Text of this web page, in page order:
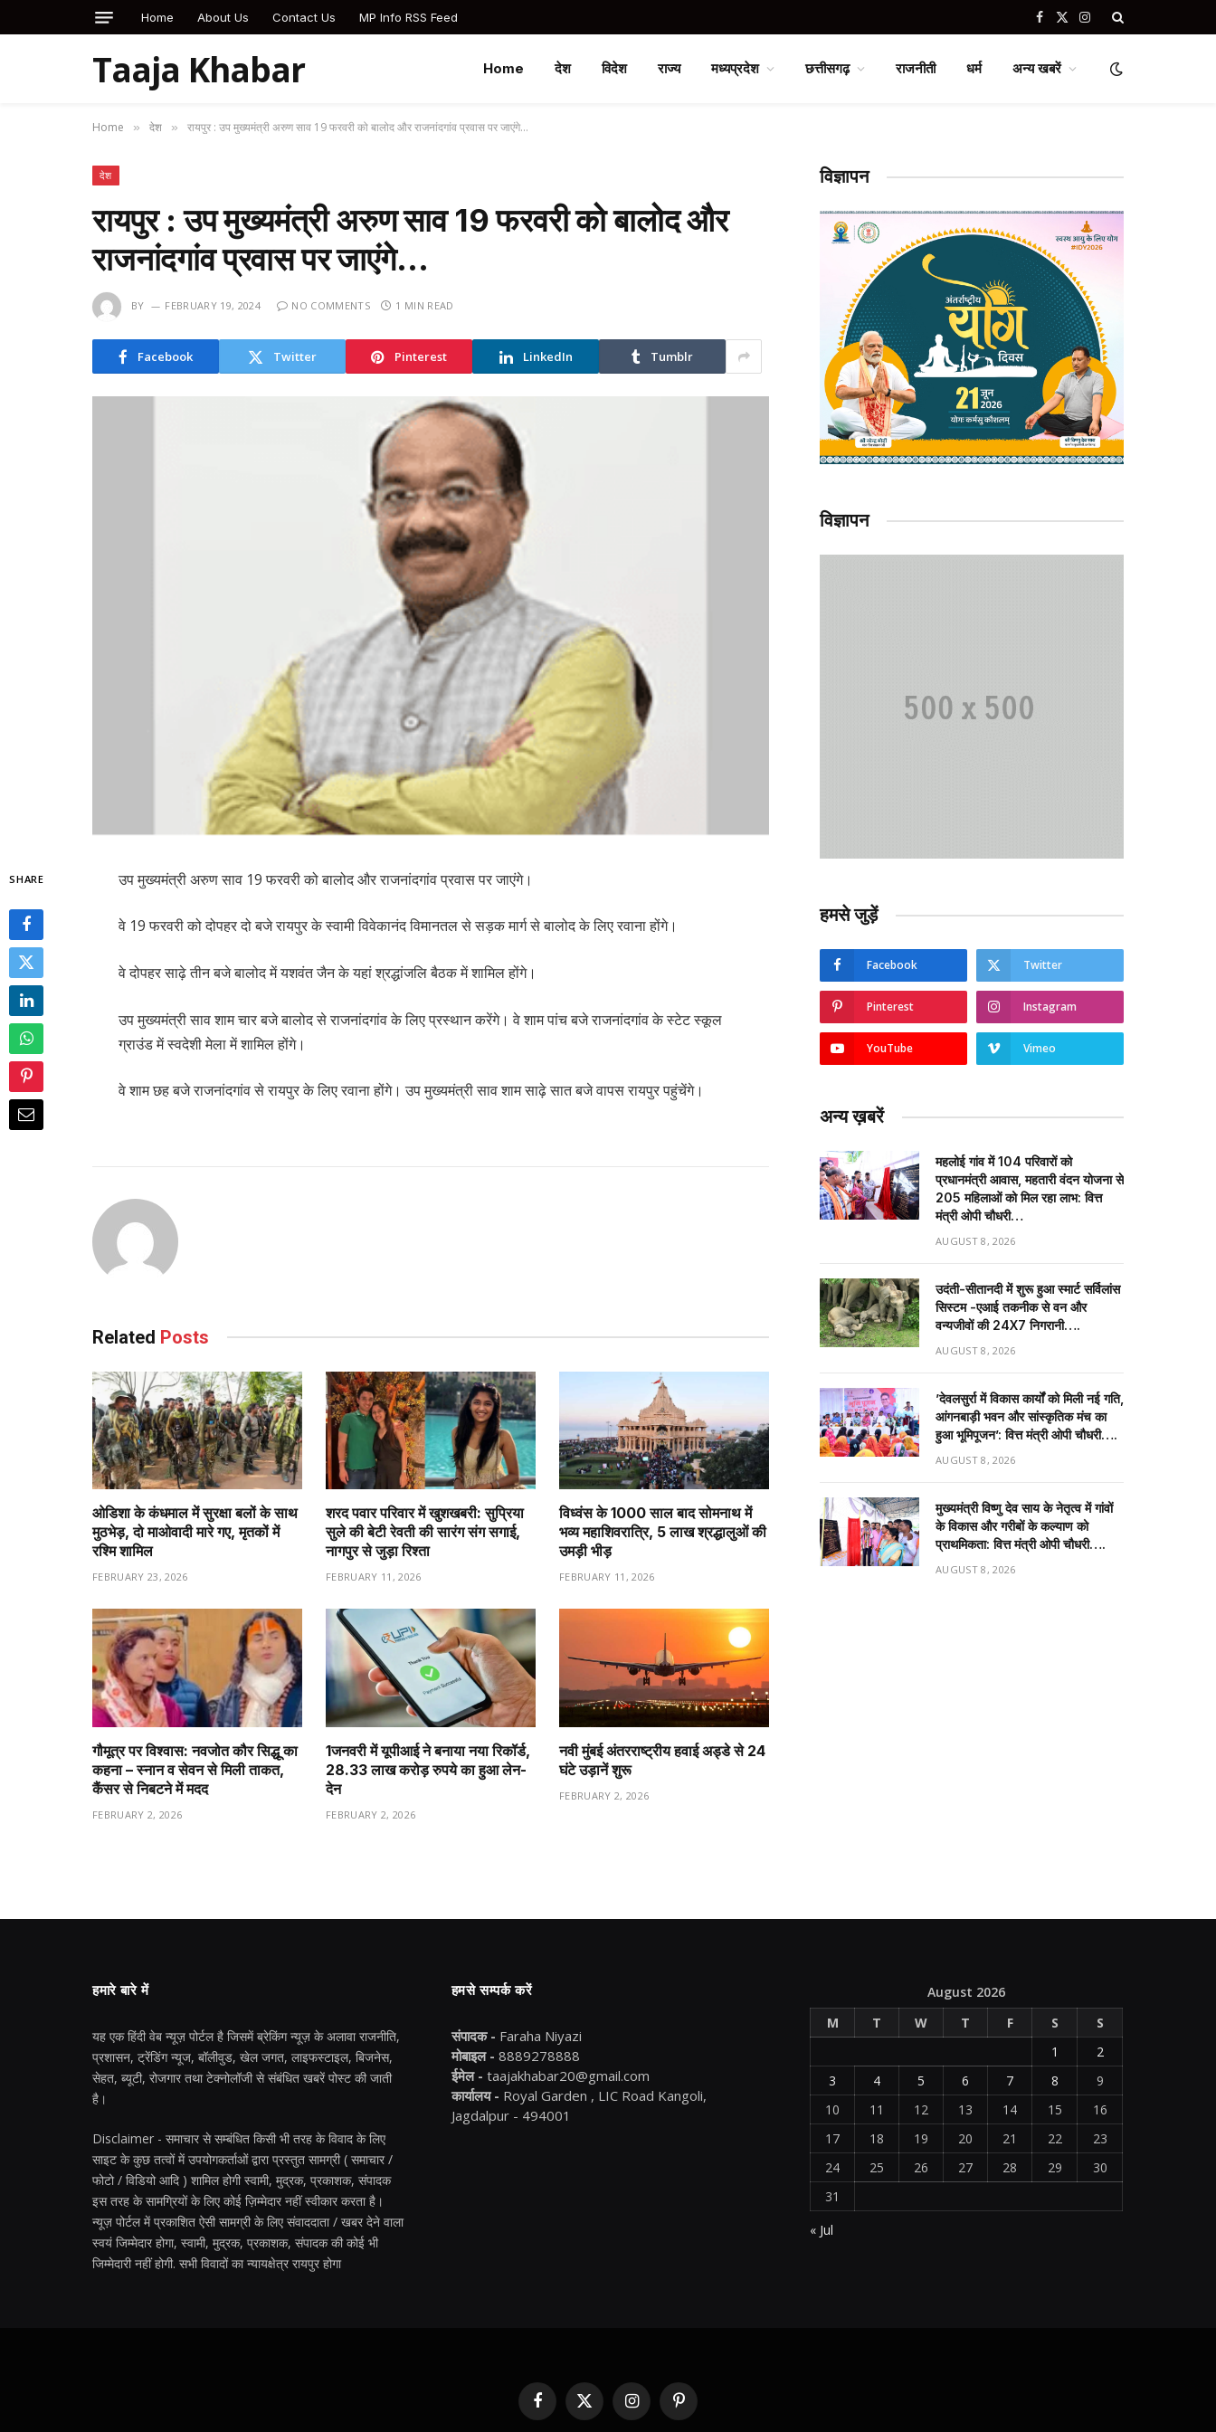
Home About Us Contact Us MP Info RSS Feed Facebook
X
Instagram
Taaja Khabar Home देश विदेश राज्य मध्यप्रदेश छत्तीसगढ़ राजनीती धर्म अन्य खबरें
Home » देश » रायपुर : उप मुख्यमंत्री अरुण साव 19 फरवरी को बालोद और राजनांदगांव प्रवास पर जाएंगे…
देश
रायपुर : उप मुख्यमंत्री अरुण साव 19 फरवरी को बालोद और
राजनांदगांव प्रवास पर जाएंगे…
BY FEBRUARY 19, 2024 NO COMMENTS 1 MIN READ
Facebook Twitter Pinterest LinkedIn Tumblr
SHARE उप मुख्यमंत्री अरुण साव 19 फरवरी को बालोद और राजनांदगांव प्रवास पर जाएंगे।
वे 19 फरवरी को दोपहर दो बजे रायपुर के स्वामी विवेकानंद विमानतल से सड़क मार्ग से बालोद के लिए रवाना होंगे।
वे दोपहर साढ़े तीन बजे बालोद में यशवंत जैन के यहां श्रद्धांजलि बैठक में शामिल होंगे।
उप मुख्यमंत्री साव शाम चार बजे बालोद से राजनांदगांव के लिए प्रस्थान करेंगे। वे शाम पांच बजे राजनांदगांव के स्टेट स्कूल
ग्राउंड में स्वदेशी मेला में शामिल होंगे।
वे शाम छह बजे राजनांदगांव से रायपुर के लिए रवाना होंगे। उप मुख्यमंत्री साव शाम साढ़े सात बजे वापस रायपुर पहुंचेंगे।
Related Posts
ओडिशा के कंधमाल में सुरक्षा बलों के साथ
मुठभेड़, दो माओवादी मारे गए, मृतकों में
रश्मि शामिल
FEBRUARY 23, 2026
शरद पवार परिवार में खुशखबरी: सुप्रिया
सुले की बेटी रेवती की सारंग संग सगाई,
नागपुर से जुड़ा रिश्ता
FEBRUARY 11, 2026
विध्वंस के 1000 साल बाद सोमनाथ में
भव्य महाशिवरात्रि, 5 लाख श्रद्धालुओं की
उमड़ी भीड़
FEBRUARY 11, 2026
गौमूत्र पर विश्वास: नवजोत कौर सिद्धू का
कहना – स्नान व सेवन से मिली ताकत,
कैंसर से निबटने में मदद
FEBRUARY 2, 2026
1️जनवरी में यूपीआई ने बनाया नया रिकॉर्ड,
28.33 लाख करोड़ रुपये का हुआ लेन-
देन
FEBRUARY 2, 2026
नवी मुंबई अंतरराष्ट्रीय हवाई अड्डे से 24
घंटे उड़ानें शुरू
FEBRUARY 2, 2026
विज्ञापन
विज्ञापन
हमसे जुड़ें
Facebook Twitter
Pinterest Instagram
YouTube Vimeo
अन्य ख़बरें
महलोई गांव में 104 परिवारों को
प्रधानमंत्री आवास, महतारी वंदन योजना से
205 महिलाओं को मिल रहा लाभ: वित्त
मंत्री ओपी चौधरी…
AUGUST 8, 2026
उदंती-सीतानदी में शुरू हुआ स्मार्ट सर्विलांस
सिस्टम -एआई तकनीक से वन और
वन्यजीवों की 24X7 निगरानी….
AUGUST 8, 2026
’देवलसुर्रा में विकास कार्यों को मिली नई गति,
आंगनबाड़ी भवन और सांस्कृतिक मंच का
हुआ भूमिपूजन’: वित्त मंत्री ओपी चौधरी….
AUGUST 8, 2026
मुख्यमंत्री विष्णु देव साय के नेतृत्व में गांवों
के विकास और गरीबों के कल्याण को
प्राथमिकता: वित्त मंत्री ओपी चौधरी….
AUGUST 8, 2026
हमारे बारे में
यह एक हिंदी वेब न्यूज़ पोर्टल है जिसमें ब्रेकिंग न्यूज़ के अलावा राजनीति,
प्रशासन, ट्रेंडिंग न्यूज, बॉलीवुड, खेल जगत, लाइफस्टाइल, बिजनेस,
सेहत, ब्यूटी, रोजगार तथा टेक्नोलॉजी से संबंधित खबरें पोस्ट की जाती
है।
Disclaimer - समाचार से सम्बंधित किसी भी तरह के विवाद के लिए
साइट के कुछ तत्वों में उपयोगकर्ताओं द्वारा प्रस्तुत सामग्री ( समाचार /
फोटो / विडियो आदि ) शामिल होगी स्वामी, मुद्रक, प्रकाशक, संपादक
इस तरह के सामग्रियों के लिए कोई ज़िम्मेदार नहीं स्वीकार करता है।
न्यूज़ पोर्टल में प्रकाशित ऐसी सामग्री के लिए संवाददाता / खबर देने वाला
स्वयं जिम्मेदार होगा, स्वामी, मुद्रक, प्रकाशक, संपादक की कोई भी
जिम्मेदारी नहीं होगी. सभी विवादों का न्यायक्षेत्र रायपुर होगा
हमसे सम्पर्क करें
संपादक - Faraha Niyazi
मोबाइल - 8889278888
ईमेल - taajakhabar20@gmail.com
कार्यालय - Royal Garden , LIC Road Kangoli,
Jagdalpur - 494001
August 2026
M
T W T F S
S
1
2
3
4 5 6 7 8
9
10
11 12 13 14 15
16
17
18 19 20 21 22
23
24
25 26 27 28 29
30
31
« Jul
Facebook
X
(Twitter)
InstagramPinterest